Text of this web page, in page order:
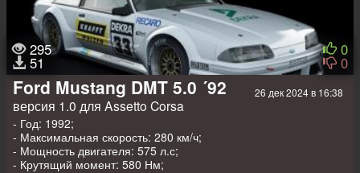
295
51
0
0
26 дек 2024 в 16:38
Ford Mustang DMT 5.0 ´92
версия 1.0 для Assetto Corsa
- Год: 1992;
- Максимальная скорость: 280 км/ч;
- Мощность двигателя: 575 л.с;
- Крутящий момент: 580 Нм;